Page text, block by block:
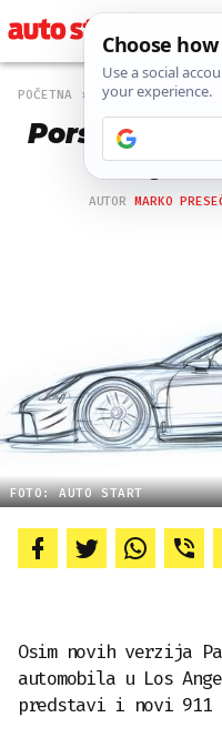
POČETNA AUTO
Porsche
AUTOR MARKO
FOTO: AUTO START
Osim novih verzija
automobila u Los
predstavi i novi 911